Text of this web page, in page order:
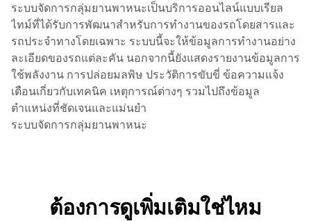
ระบบจัดการกลุ่มยานพาหนะเป็นบริการออนไลน์แบบเรียล
ไทม์ที่ได้รับการพัฒนาสำหรับการทำงานของรถโดยสารและ
รถประจำทางโดยเฉพาะ ระบบนี้จะให้ข้อมูลการทำงานอย่าง
ละเอียดของรถแต่ละคัน นอกจากนี้ยังแสดงรายงานข้อมูลการ
ใช้พลังงาน การปล่อยมลพิษ ประวัติการขับขี่ ข้อความแจ้ง
เตือนเกี่ยวกับเทคนิค เหตุการณ์ต่างๆ รวมไปถึงข้อมูล
ตำแหน่งที่ชัดเจนและแม่นยำ
ระบบจัดการกลุ่มยานพาหนะ
ต้องการดูเพิ่มเติมใช่ไหม